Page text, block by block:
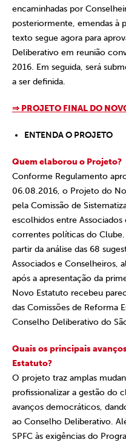
encaminhadas por
posteriormente, emendas à
texto segue agora para
Deliberativo em reunião
2016. Em seguida, será
a ser definida.
⇒ PROJETO FINAL DO
ENTENDA O PROJETO
Quem elaborou o Projeto?
Conforme Regulamento
06.08.2016, o Projeto do
pela Comissão de
escolhidos entre
correntes políticas do
partir da análise das 68
Associados e Conselheiros,
após a apresentação da
Novo Estatuto recebeu
das Comissões de Reforma
Conselho Deliberativo do
Quais os principais
Estatuto?
O projeto traz amplas
profissionalizar a gestão do
avanços democráticos,
ao Conselho Deliberativo.
SPFC às exigências do